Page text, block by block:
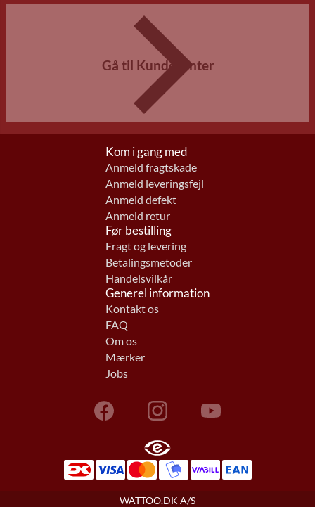
Gå til Kundecenter
Kom i gang med
Anmeld fragtskade
Anmeld leveringsfejl
Anmeld defekt
Anmeld retur
Før bestilling
Fragt og levering
Betalingsmetoder
Handelsvilkår
Generel information
Kontakt os
FAQ
Om os
Mærker
Jobs
WATTOO.DK A/S